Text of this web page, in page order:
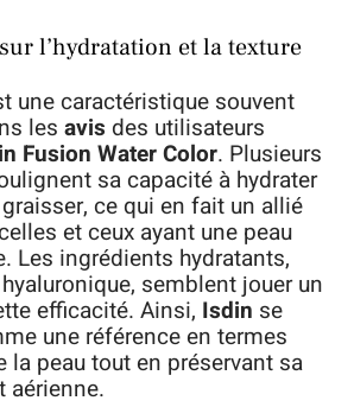
l’hydratation et la texture
une caractéristique souvent
les avis des utilisateurs
Fusion Water Color. Plusieurs
sa capacité à hydrater
ce qui en fait un allié
et ceux ayant une peau
Les ingrédients hydratants,
semblent jouer un
efficacité. Ainsi, Isdin se
une référence en termes
la peau tout en préservant sa
aérienne.